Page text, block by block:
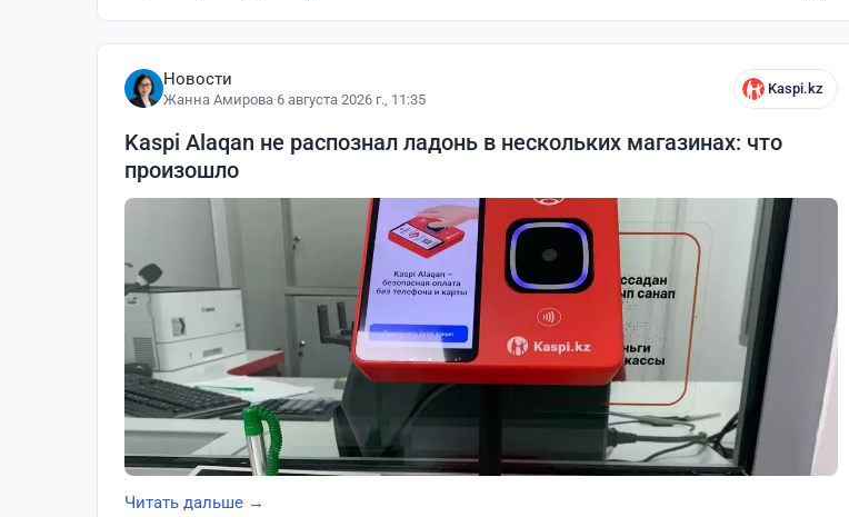
Новости
Жанна Амирова·6 августа 2026 г., 11:35
Kaspi.kz
Kaspi Alaqan не распознал ладонь в нескольких магазинах: что
произошло
Читать дальше →